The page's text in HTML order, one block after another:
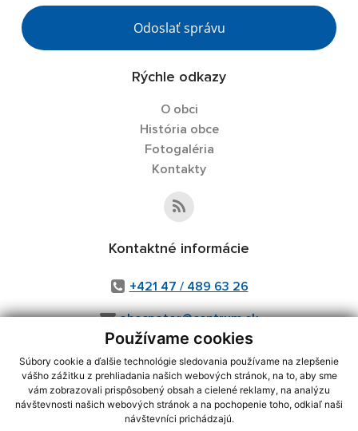
Používame cookies
Súbory cookie a ďalšie technológie sledovania používame na zlepšenie
vášho zážitku z prehliadania našich webových stránok, na to, aby sme
vám zobrazovali prispôsobený obsah a cielené reklamy, na analýzu
návštevnosti našich webových stránok a na pochopenie toho, odkiaľ naši
návštevníci prichádzajú.
Odoslať správu
Rýchle odkazy
O obci
História obce
Fotogaléria
Kontakty
Kontaktné informácie
+421 47 / 489 63 26
obecpotor@centrum.sk
využite možnosť získavania aktuálnych informácií s využitím RSS
CMS systém (redakčný) systém ECHELON 2,Mapa stránok,web portál
webex.digital, s.r.o.,domény,registrácia domény